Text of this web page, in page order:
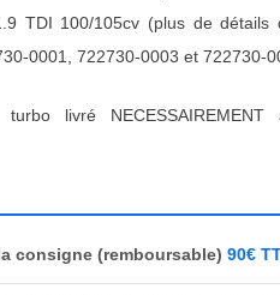
TDI 100/105cv (plus de détails
0001, 722730-0003 et 722730-
turbo livré
consigne (remboursable) 90€